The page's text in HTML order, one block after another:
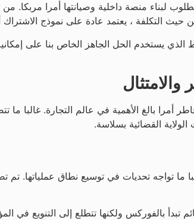
لبناء منصة داخلية وصيانتها أمرا
من حيث التكلفة ، يعتمد عادة على نموذج
يستخدم الحل الجاهز الخاص بنا على
والامتثال
القضائية بسلاسة.
تواجه تحديات في توسيع نطاق عملياتها. تم
بالفوركس ولكنها تتطلع إلى التنويع في